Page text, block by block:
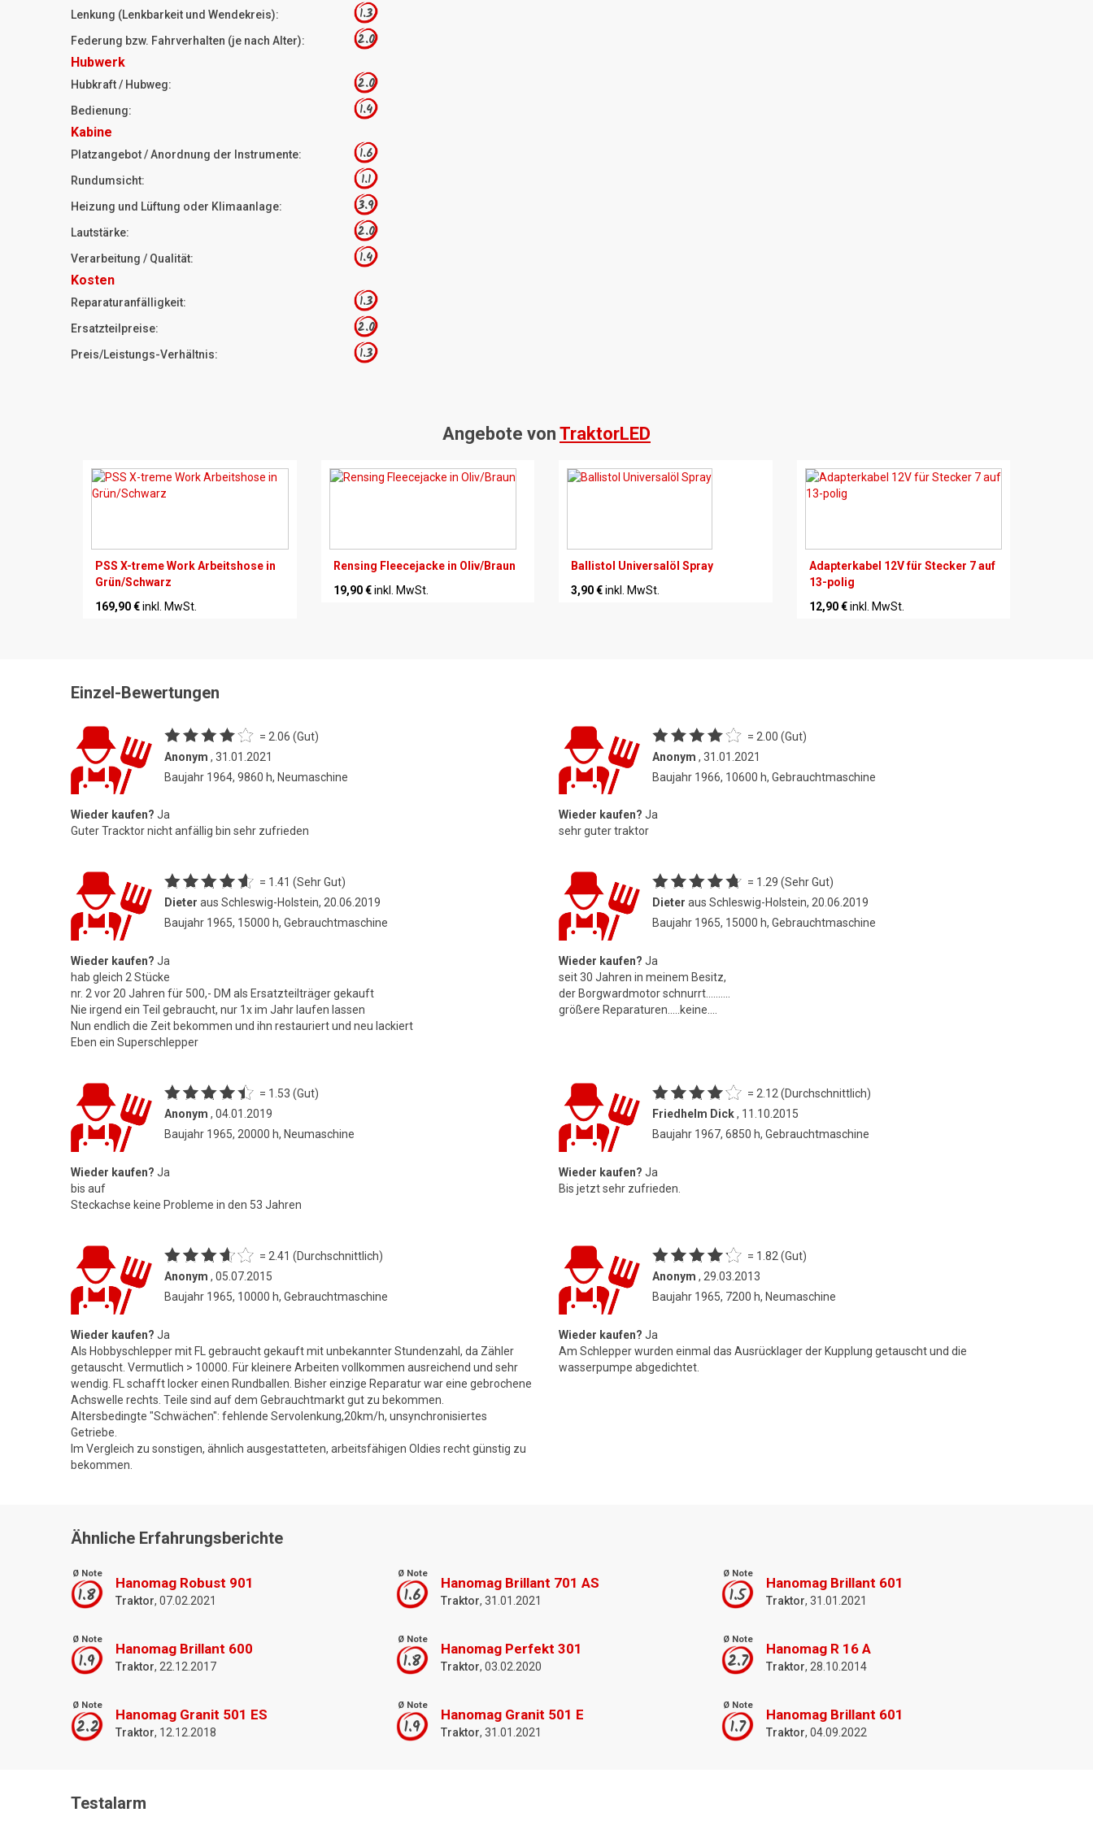
Lenkung (Lenkbarkeit und Wendekreis): 1.3
Federung bzw. Fahrverhalten (je nach Alter): 2.0
Hubwerk
Hubkraft / Hubweg: 2.0
Bedienung: 1.4
Kabine
Platzangebot / Anordnung der Instrumente: 1.6
Rundumsicht: 1.1
Heizung und Lüftung oder Klimaanlage: 3.9
Lautstärke: 2.0
Verarbeitung / Qualität: 1.4
Kosten
Reparaturanfälligkeit: 1.3
Ersatzteilpreise: 2.0
Preis/Leistungs-Verhältnis: 1.3
Angebote von TraktorLED
PSS X-treme Work Arbeitshose in
Grün/Schwarz
169,90 €inkl. MwSt.
Rensing Fleecejacke in Oliv/Braun
19,90 € inkl. MwSt.
Ballistol Universalöl Spray
3,90 €inkl. MwSt.
Adapterkabel 12V für Stecker 7 auf
13-polig
12,90 € inkl. MwSt.
Einzel-Bewertungen
= 2.06 (Gut)
Anonym , 31.01.2021
Baujahr 1964, 9860 h, Neumaschine
Wieder kaufen? Ja
Guter Tracktor nicht anfällig bin sehr zufrieden
= 2.00 (Gut)
Anonym , 31.01.2021
Baujahr 1966, 10600 h, Gebrauchtmaschine
Wieder kaufen? Ja
sehr guter traktor
= 1.41 (Sehr Gut)
Dieter aus Schleswig-Holstein, 20.06.2019
Baujahr 1965, 15000 h, Gebrauchtmaschine
Wieder kaufen? Ja
hab gleich 2 Stücke
nr. 2 vor 20 Jahren für 500,- DM als Ersatzteilträger gekauft
Nie irgend ein Teil gebraucht, nur 1x im Jahr laufen lassen
Nun endlich die Zeit bekommen und ihn restauriert und neu lackiert
Eben ein Superschlepper
= 1.29 (Sehr Gut)
Dieter aus Schleswig-Holstein, 20.06.2019
Baujahr 1965, 15000 h, Gebrauchtmaschine
Wieder kaufen? Ja
seit 30 Jahren in meinem Besitz,
der Borgwardmotor schnurrt..........
größere Reparaturen.....keine....
= 1.53 (Gut)
Anonym , 04.01.2019
Baujahr 1965, 20000 h, Neumaschine
Wieder kaufen? Ja
bis auf
Steckachse keine Probleme in den 53 Jahren
= 2.12 (Durchschnittlich)
Friedhelm Dick, 11.10.2015
Baujahr 1967, 6850 h, Gebrauchtmaschine
Wieder kaufen? Ja
Bis jetzt sehr zufrieden.
= 2.41 (Durchschnittlich)
Anonym , 05.07.2015
Baujahr 1965, 10000 h, Gebrauchtmaschine
Wieder kaufen? Ja
Als Hobbyschlepper mit FL gebraucht gekauft mit unbekannter Stundenzahl, da Zähler
getauscht. Vermutlich > 10000. Für kleinere Arbeiten vollkommen ausreichend und sehr
wendig. FL schafft locker einen Rundballen. Bisher einzige Reparatur war eine gebrochene
Achswelle rechts. Teile sind auf dem Gebrauchtmarkt gut zu bekommen.
Altersbedingte "Schwächen": fehlende Servolenkung,20km/h, unsynchronisiertes
Getriebe.
Im Vergleich zu sonstigen, ähnlich ausgestatteten, arbeitsfähigen Oldies recht günstig zu
bekommen.
= 1.82 (Gut)
Anonym , 29.03.2013
Baujahr 1965, 7200 h, Neumaschine
Wieder kaufen? Ja
Am Schlepper wurden einmal das Ausrücklager der Kupplung getauscht und die
wasserpumpe abgedichtet.
Ähnliche Erfahrungsberichte
Ø Note
1.8
Hanomag Robust 901
Traktor, 07.02.2021
Ø Note
1.6
Hanomag Brillant 701 AS
Traktor, 31.01.2021
Ø Note
1.5
Hanomag Brillant 601
Traktor, 31.01.2021
Ø Note
1.9
Hanomag Brillant 600
Traktor, 22.12.2017
Ø Note
1.8
Hanomag Perfekt 301
Traktor, 03.02.2020
Ø Note
2.7
Hanomag R 16 A
Traktor, 28.10.2014
Ø Note
2.2
Hanomag Granit 501 ES
Traktor, 12.12.2018
Ø Note
1.9
Hanomag Granit 501 E
Traktor, 31.01.2021
Ø Note
1.7
Hanomag Brillant 601
Traktor, 04.09.2022
Testalarm